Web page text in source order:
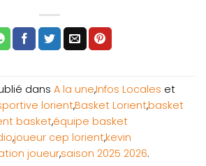
dans A la une,Infos Locales et
lorient,Basket Lorient,basket
basket,équipe basket
,joueur cep lorient,kevin
joueur,saison 2025 2026.